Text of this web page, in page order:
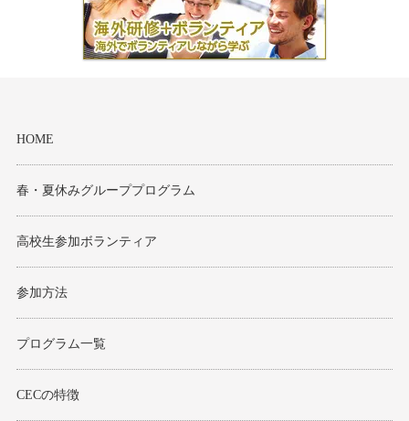
HOME
春・夏休みグループプログラム
高校生参加ボランティア
参加方法
プログラム一覧
CECの特徴